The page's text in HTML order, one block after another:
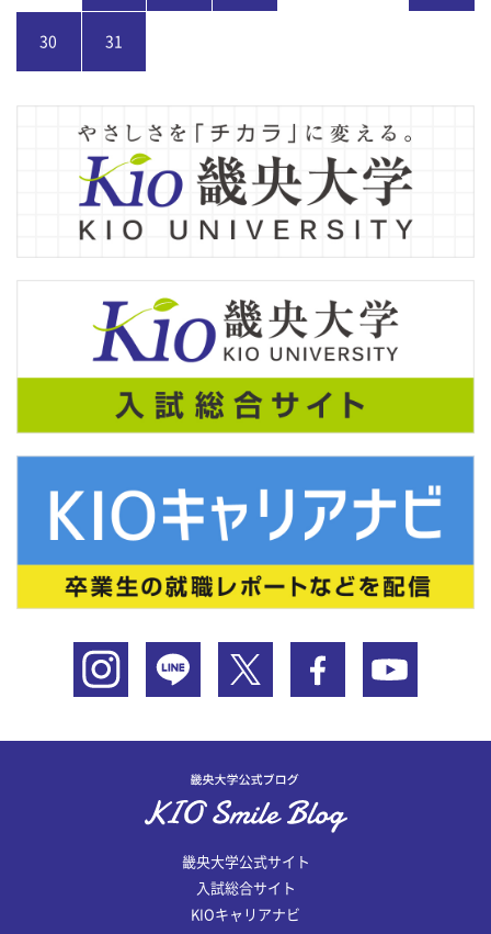
30 31
畿央大学公式サイト
入試総合サイト
KIOキャリアナビ